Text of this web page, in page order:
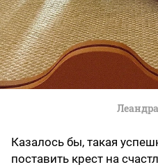
Казалось бы, такая
поставить крест на